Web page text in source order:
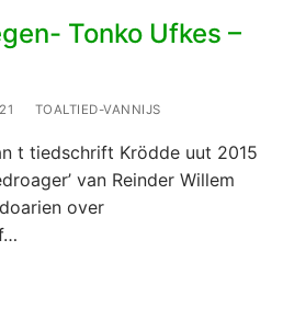
Tonko Ufkes –
TOALTIED-VANNIJS
t tiedschrift Krödde uut 2015
van Reinder Willem
over